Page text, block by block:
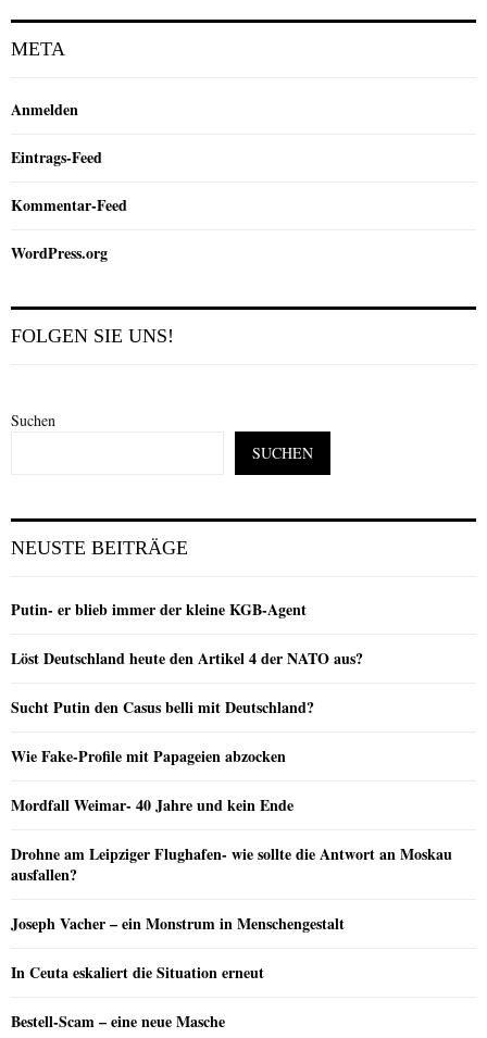
META
Anmelden
Eintrags-Feed
Kommentar-Feed
WordPress.org
FOLGEN SIE UNS!
Suchen
SUCHEN
NEUSTE BEITRÄGE
Putin- er blieb immer der kleine KGB-Agent
Löst Deutschland heute den Artikel 4 der NATO aus?
Sucht Putin den Casus belli mit Deutschland?
Wie Fake-Profile mit Papageien abzocken
Mordfall Weimar- 40 Jahre und kein Ende
Drohne am Leipziger Flughafen- wie sollte die Antwort an Moskau
ausfallen?
Joseph Vacher – ein Monstrum in Menschengestalt
In Ceuta eskaliert die Situation erneut
Bestell-Scam – eine neue Masche